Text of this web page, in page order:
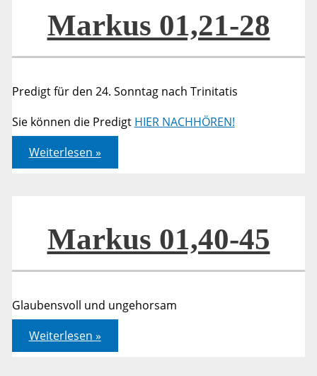
Markus 01,21-28
Predigt für den 24. Sonntag nach Trinitatis
Sie können die Predigt HIER NACHHÖREN!
Markus
01,21-
28
Weiterlesen »
Markus 01,40-45
Glaubensvoll und ungehorsam
Markus
01,40-
45
Weiterlesen »